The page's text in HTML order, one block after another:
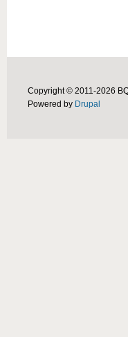
Copyright © 2011-2026
Powered by Drupal